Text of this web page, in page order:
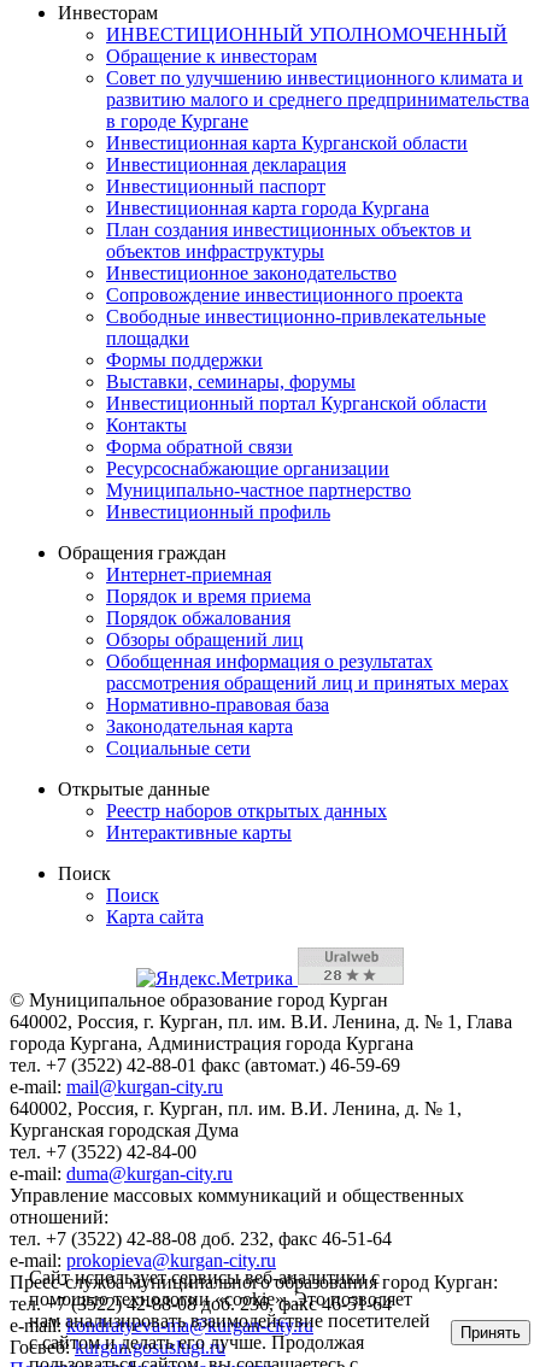
Инвесторам
ИНВЕСТИЦИОННЫЙ УПОЛНОМОЧЕННЫЙ
Обращение к инвесторам
Совет по улучшению инвестиционного климата и
развитию малого и среднего предпринимательства
в городе Кургане
Инвестиционная карта Курганской области
Инвестиционная декларация
Инвестиционный паспорт
Инвестиционная карта города Кургана
План создания инвестиционных объектов и
объектов инфраструктуры
Инвестиционное законодательство
Сопровождение инвестиционного проекта
Свободные инвестиционно-привлекательные
площадки
Формы поддержки
Выставки, семинары, форумы
Инвестиционный портал Курганской области
Контакты
Форма обратной связи
Ресурсоснабжающие организации
Муниципально-частное партнерство
Инвестиционный профиль
Обращения граждан
Интернет-приемная
Порядок и время приема
Порядок обжалования
Обзоры обращений лиц
Обобщенная информация о результатах
рассмотрения обращений лиц и принятых мерах
Нормативно-правовая база
Законодательная карта
Социальные сети
Открытые данные
Реестр наборов открытых данных
Интерактивные карты
Поиск
Поиск
Карта сайта
© Муниципальное образование город Курган
640002, Россия, г. Курган, пл. им. В.И. Ленина, д. № 1, Глава
города Кургана, Администрация города Кургана
тел. +7 (3522) 42-88-01 факс (автомат.) 46-59-69
e-mail: mail@kurgan-city.ru
640002, Россия, г. Курган, пл. им. В.И. Ленина, д. № 1,
Курганская городская Дума
тел. +7 (3522) 42-84-00
e-mail: duma@kurgan-city.ru
Управление массовых коммуникаций и общественных
отношений:
тел. +7 (3522) 42-88-08 доб. 232, факс 46-51-64
e-mail: prokopieva@kurgan-city.ru
Пресс-служба муниципального образования город Курган:
тел. +7 (3522) 42-88-08 доб. 236, факс 46-51-64
e-mail:kondratyeva-ma@kurgan-city.ru
Госвеб:kurgan.gosuslugi.ru
Сайт использует сервисы веб-аналитики с
помощью технологии «cookie». Это позволяет
нам анализировать взаимодействие посетителей
с сайтом и делать его лучше. Продолжая
Принять